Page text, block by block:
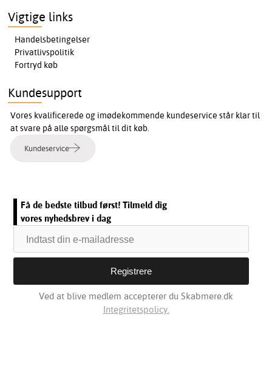
Vigtige links
Handelsbetingelser
Privatlivspolitik
Fortryd køb
Kundesupport
Vores kvalificerede og imødekommende kundeservice står klar til
at svare på alle spørgsmål til dit køb.
Kundeservice
Få de bedste tilbud først! Tilmeld dig
vores nyhedsbrev i dag
Ved at blive medlem accepterer du Skabmere.dk
Integritetspolicy.